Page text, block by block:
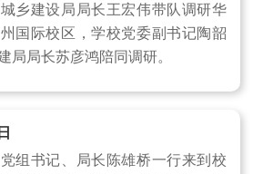
乡建设局局长王宏伟带队调研华
国际校区，学校党委副书记陶韶
局局长苏彦鸿陪同调研。
组书记、局长陈雄桥一行来到校